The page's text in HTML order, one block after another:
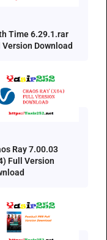
Time 6.29.1.rar
Version Download
Ray 7.00.03
Full Version